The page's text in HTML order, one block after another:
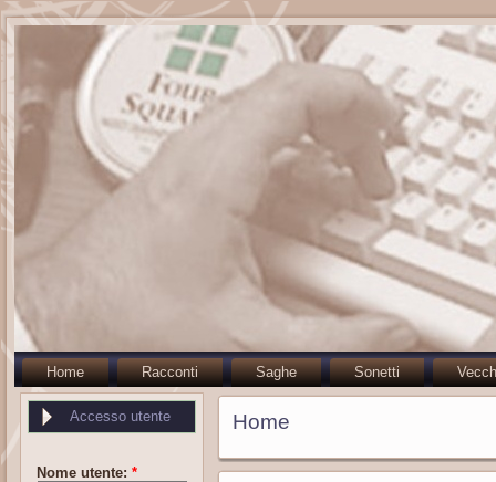
Home Racconti Saghe Sonetti
Accesso utente
Nome utente: *
Home